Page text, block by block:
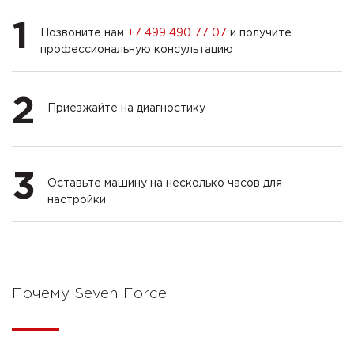
1 Позвоните нам +7 499 490 77 07 и получите
профессиональную консультацию
2 Приезжайте на диагностику
3
Оставьте машину на несколько часов для
настройки
Почему Seven Force